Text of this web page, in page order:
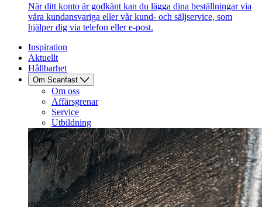
När ditt konto är godkänt kan du lägga dina beställningar via
våra kundansvariga eller vår kund- och säljservice, som
hjälper dig via telefon eller e-post.
Inspiration
Aktuellt
Hållbarhet
Om Scanfast
Om oss
Affärsgrenar
Service
Utbildning